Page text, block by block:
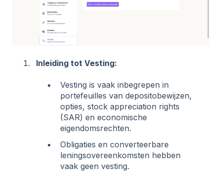
Inleiding tot Vesting:
Vesting is vaak inbegrepen in
portefeuilles van depositobewijzen,
opties, stock appreciation rights
(SAR) en economische
eigendomsrechten.
Obligaties en converteerbare
leningsovereenkomsten hebben
vaak geen vesting.